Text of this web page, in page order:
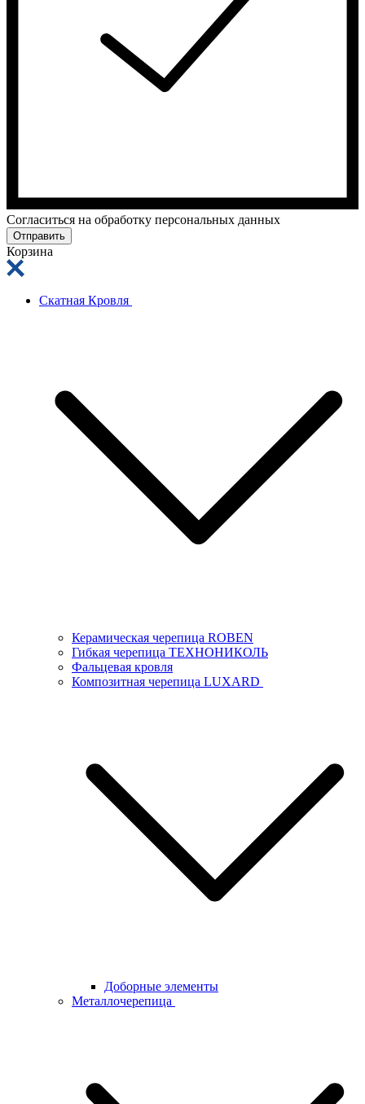
Cогласиться на обработку персональных данных
Отправить
Корзина
Скатная Кровля
Керамическая черепица ROBEN
Гибкая черепица ТЕХНОНИКОЛЬ
Фальцевая кровля
Композитная черепица LUXARD
Доборные элементы
Металлочерепица